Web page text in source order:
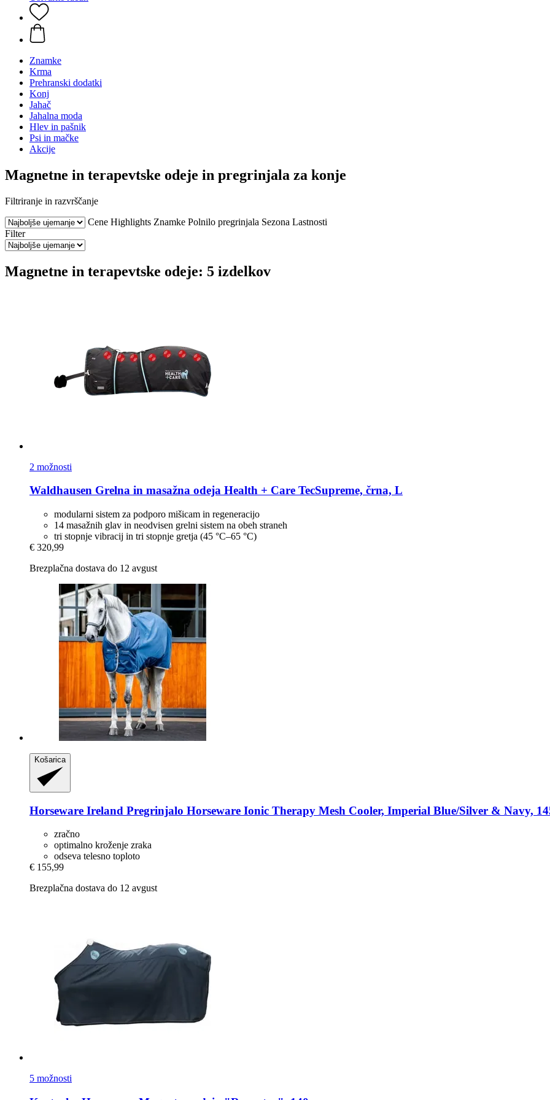
Znamke
Krma
Prehranski dodatki
Konj
Jahač
Jahalna moda
Hlev in pašnik
Psi in mačke
Akcije
Magnetne in terapevtske odeje in pregrinjala za konje
Filtriranje in razvrščanje
Cene Highlights Znamke Polnilo pregrinjala Sezona Lastnosti
Filter
Magnetne in terapevtske odeje: 5 izdelkov
2 možnosti
Waldhausen Grelna in masažna odeja Health + Care TecSupreme, črna, L
modularni sistem za podporo mišicam in regeneracijo
14 masažnih glav in neodvisen grelni sistem na obeh straneh
tri stopnje vibracij in tri stopnje gretja (45 °C–65 °C)
€ 320,99
Brezplačna dostava do 12 avgust
Košarica
Horseware Ireland Pregrinjalo Horseware Ionic Therapy Mesh Cooler, Imperial Blue/Silver & Navy,
zračno
optimalno kroženje zraka
odseva telesno toploto
€ 155,99
Brezplačna dostava do 12 avgust
5 možnosti